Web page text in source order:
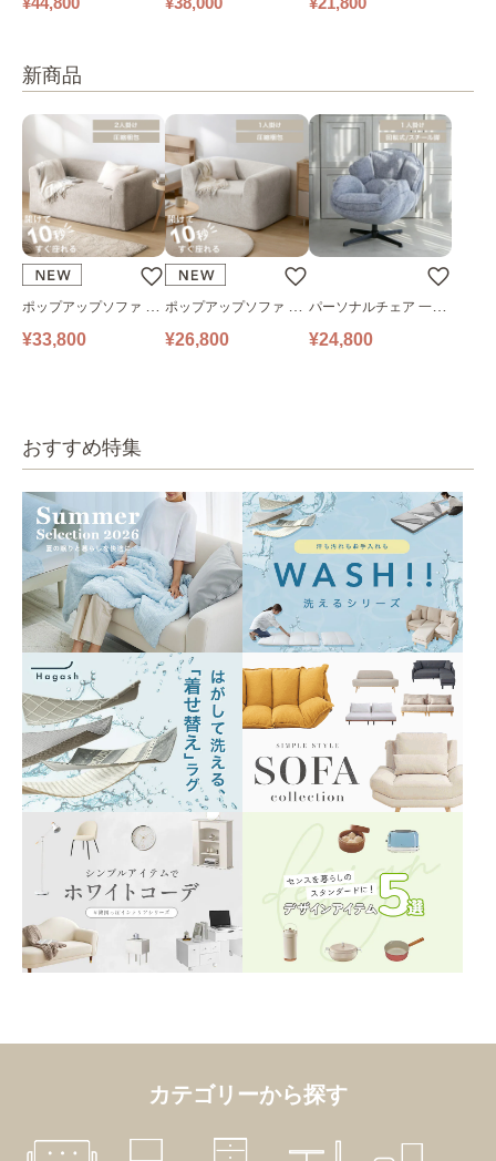
新商品
ポップアップソファ ソ
ファ フロアソファ 幅14
¥33,800
ポップアップソファ ソ
ファ フロアソファ 幅10
¥26,800
パーソナルチェア 一人
掛けソファ O’HANA ソ
¥24,800
おすすめ特集
カテゴリーから探す